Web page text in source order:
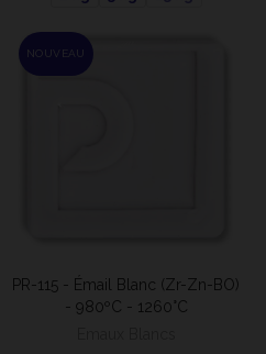
NOUVEAU
PR-115 - Émail Blanc (Zr-Zn-BO)
- 980ºC - 1260°C